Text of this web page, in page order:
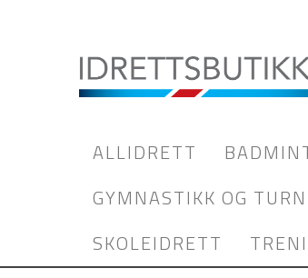
ALLIDRETT
GYMNASTIKK OG TURN
SKOLEIDRETT